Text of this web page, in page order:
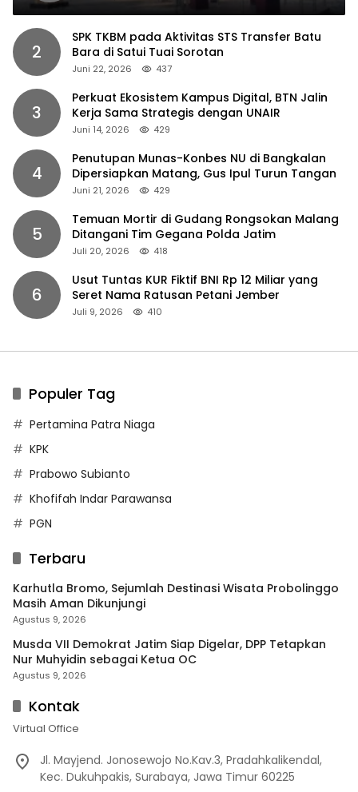
2
SPK TKBM pada Aktivitas STS Transfer Batu
Bara di Satui Tuai Sorotan
Juni 22, 2026 437
3
Perkuat Ekosistem Kampus Digital, BTN Jalin
Kerja Sama Strategis dengan UNAIR
Juni 14, 2026 429
4
Penutupan Munas-Konbes NU di Bangkalan
Dipersiapkan Matang, Gus Ipul Turun Tangan
Juni 21, 2026 429
5
Temuan Mortir di Gudang Rongsokan Malang
Ditangani Tim Gegana Polda Jatim
Juli 20, 2026 418
6
Usut Tuntas KUR Fiktif BNI Rp 12 Miliar yang
Seret Nama Ratusan Petani Jember
Juli 9, 2026 410
Populer Tag
Pertamina Patra Niaga
KPK
Prabowo Subianto
Khofifah Indar Parawansa
PGN
Terbaru
Karhutla Bromo, Sejumlah Destinasi Wisata Probolinggo
Masih Aman Dikunjungi
Agustus 9, 2026
Musda VII Demokrat Jatim Siap Digelar, DPP Tetapkan
Nur Muhyidin sebagai Ketua OC
Agustus 9, 2026
Kontak
Virtual Office
Jl. Mayjend. Jonosewojo No.Kav.3, Pradahkalikendal,
Kec. Dukuhpakis, Surabaya, Jawa Timur 60225